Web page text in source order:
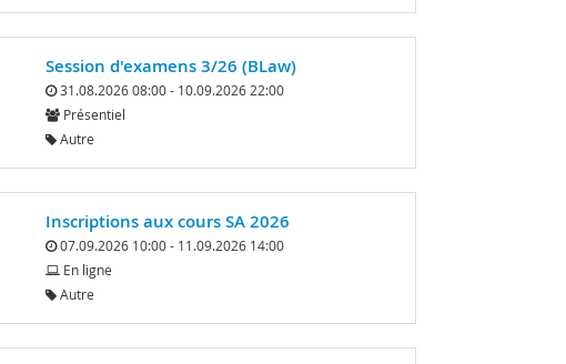
Session d'examens 3/26 (BLaw)
31.08.2026 08:00 - 10.09.2026 22:00
Présentiel
Autre
Inscriptions aux cours SA 2026
07.09.2026 10:00 - 11.09.2026 14:00
En ligne
Autre